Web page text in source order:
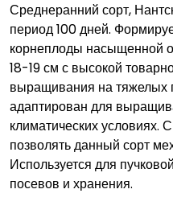
Среднеранний сорт,
период 100 дней.
корнеплоды насыщенной
18-19 см с высокой
выращивания на тяжелых
адаптирован для
климатических условиях.
позволять данный сорт
Используется для
посевов и хранения.